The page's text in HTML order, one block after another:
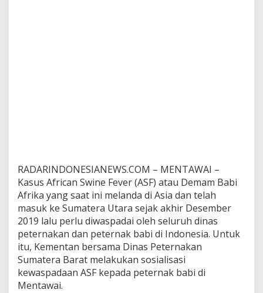
b
a
r
L
a
k
u
k
a
n
S
RADARINDONESIANEWS.COM – MENTAWAI –
Kasus African Swine Fever (ASF) atau Demam Babi
Afrika yang saat ini melanda di Asia dan telah
masuk ke Sumatera Utara sejak akhir Desember
2019 lalu perlu diwaspadai oleh seluruh dinas
peternakan dan peternak babi di Indonesia. Untuk
itu, Kementan bersama Dinas Peternakan
Sumatera Barat melakukan sosialisasi
kewaspadaan ASF kepada peternak babi di
Mentawai.